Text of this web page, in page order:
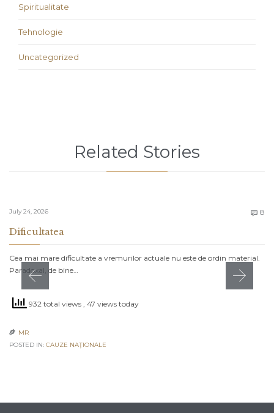
Spiritualitate
Tehnologie
Uncategorized
Related Stories
July 24, 2026  8
Dificultatea
Cea mai mare dificultate a vremurilor actuale nu este de ordin material.
Paradoxal, de bine…
932 total views , 47 views today
 MR
POSTED IN: CAUZE NAŢIONALE